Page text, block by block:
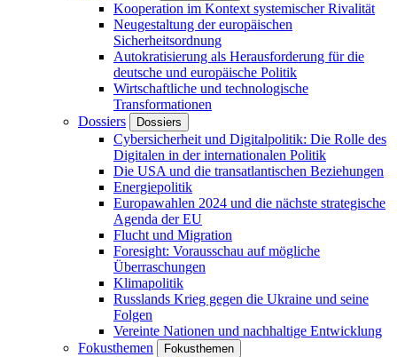
Kooperation im Kontext systemischer Rivalität
Neugestaltung der europäischen
Sicherheitsordnung
Autokratisierung als Herausforderung für die
deutsche und europäische Politik
Wirtschaftliche und technologische
Transformationen
Dossiers
Dossiers
Cybersicherheit und Digitalpolitik: Die Rolle des
Digitalen in der internationalen Politik
Die USA und die transatlantischen Beziehungen
Energiepolitik
Europawahlen 2024 und die nächste strategische
Agenda der EU
Flucht und Migration
Foresight: Vorausschau auf mögliche
Überraschungen
Klimapolitik
Russlands Krieg gegen die Ukraine und seine
Folgen
Vereinte Nationen und nachhaltige Entwicklung
Fokusthemen
Fokusthemen